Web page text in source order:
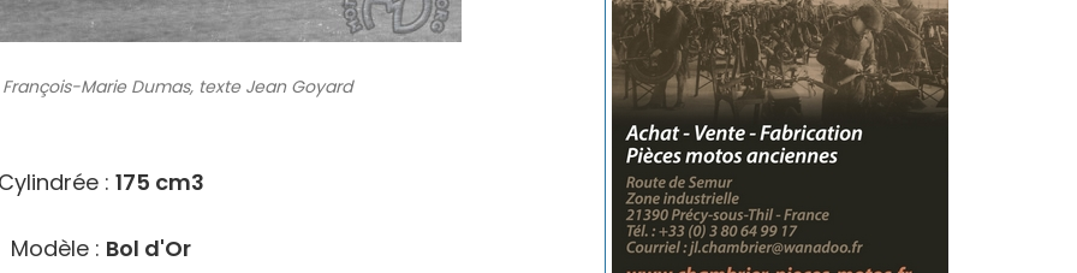
Marie Dumas, texte Jean Goyard
: 175 cm3
Modèle : Bol d'Or